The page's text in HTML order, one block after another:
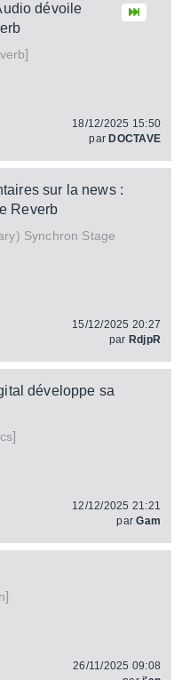
dévoile
]
18/12/2025 15:50
par DOCTAVE
sur la news :
Reverb
Synchron Stage
15/12/2025 20:27
par RdjpR
développe sa
]
12/12/2025 21:21
parGam
]
26/11/2025 09:08